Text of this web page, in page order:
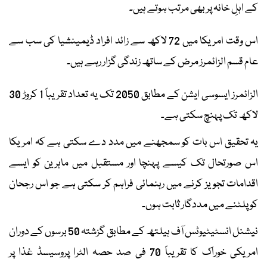
کے اہلِ خانہ پر بھی مرتب ہوتے ہیں۔
اس وقت امریکا میں 72 لاکھ سے زائد افراد ڈیمینشیا کی سب سے
عام قسم الزائمرز مرض کے ساتھ زندگی گزار رہے ہیں۔
الزائمرز ایسوسی ایشن کے مطابق 2050 تک یہ تعداد تقریباً 1 کروڑ 30
لاکھ تک پہنچ سکتی ہے۔
یہ تحقیق اس بات کو سمجھنے میں مدد دے سکتی ہے کہ امریکا
اس صورتحال تک کیسے پہنچا اور مستقبل میں ماہرین کو ایسے
اقدامات تجویز کرنے میں رہنمائی فراہم کر سکتی ہے جو اس رجحان
کو پلٹنے میں مددگار ثابت ہوں۔
نیشنل انسٹیٹیوٹس آف ہیلتھ کے مطابق گزشتہ 50 برسوں کے دوران
امریکی خوراک کا تقریباً 70 فی صد حصہ الٹرا پروسیسڈ غذا پر